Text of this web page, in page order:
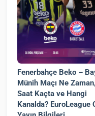
Fenerbahçe Beko –
Münih Maçı Ne Zaman,
Saat Kaçta ve Hangi
Kanalda? EuroLeague